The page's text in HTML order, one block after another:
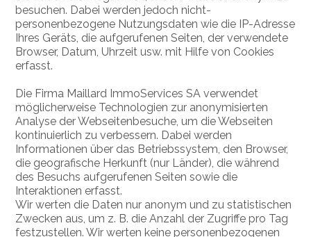
besuchen. Dabei werden jedoch nicht-
personenbezogene Nutzungsdaten wie die IP-Adresse
Ihres Geräts, die aufgerufenen Seiten, der verwendete
Browser, Datum, Uhrzeit usw. mit Hilfe von Cookies
erfasst.
Die Firma Maillard ImmoServices SA verwendet
möglicherweise Technologien zur anonymisierten
Analyse der Webseitenbesuche, um die Webseiten
kontinuierlich zu verbessern. Dabei werden
Informationen über das Betriebssystem, den Browser,
die geografische Herkunft (nur Länder), die während
des Besuchs aufgerufenen Seiten sowie die
Interaktionen erfasst.
Wir werten die Daten nur anonym und zu statistischen
Zwecken aus, um z. B. die Anzahl der Zugriffe pro Tag
festzustellen. Wir werten keine personenbezogenen